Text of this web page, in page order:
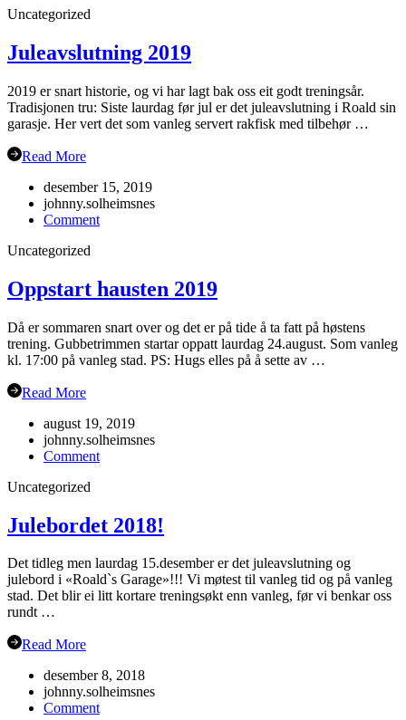
Uncategorized
Juleavslutning 2019
2019 er snart historie, og vi har lagt bak oss eit godt treningsår.
Tradisjonen tru: Siste laurdag før jul er det juleavslutning i Roald sin
garasje. Her vert det som vanleg servert rakfisk med tilbehør …
Read More
desember 15, 2019
johnny.solheimsnes
Commenton
Uncategorized
Oppstart hausten 2019
Då er sommaren snart over og det er på tide å ta fatt på høstens
trening. Gubbetrimmen startar oppatt laurdag 24.august. Som vanleg
kl. 17:00 på vanleg stad. PS: Hugs elles på å sette av …
Read More
august 19, 2019
johnny.solheimsnes
Commenton
Uncategorized
Julebordet 2018!
Det tidleg men laurdag 15.desember er det juleavslutning og
julebord i «Roald`s Garage»!!! Vi møtest til vanleg tid og på vanleg
stad. Det blir ei litt kortare treningsøkt enn vanleg, før vi benkar oss
rundt …
Read More
desember 8, 2018
johnny.solheimsnes
Commenton